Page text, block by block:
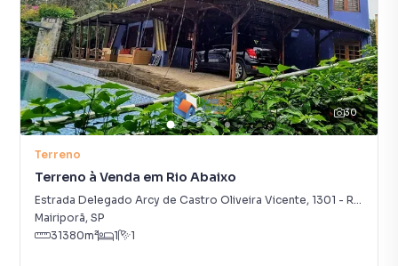
30
Terreno
Terreno à Venda em Rio Abaixo
Estrada Delegado Arcy de Castro Oliveira Vicente, 1301 - Rio Abaixo
Mairiporã, SP
31380m² 1 1